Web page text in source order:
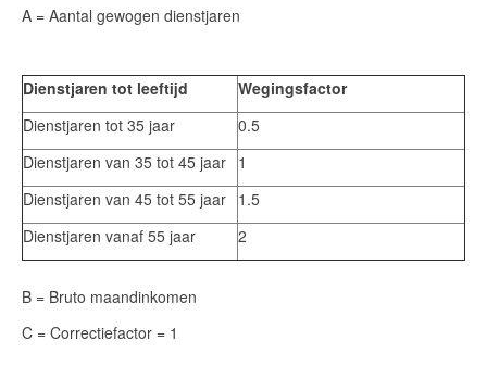
A = Aantal gewogen dienstjaren
Dienstjaren tot leeftijd
Wegingsfactor
Dienstjaren tot 35 jaar
0.5
Dienstjaren van 35 tot 45 jaar 1
Dienstjaren van 45 tot 55 jaar 1.5
Dienstjaren vanaf 55 jaar
2
B = Bruto maandinkomen
C = Correctiefactor = 1